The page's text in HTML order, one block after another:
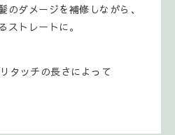
のダメージを補修しながら、
ストレートに。
タッチの長さによって